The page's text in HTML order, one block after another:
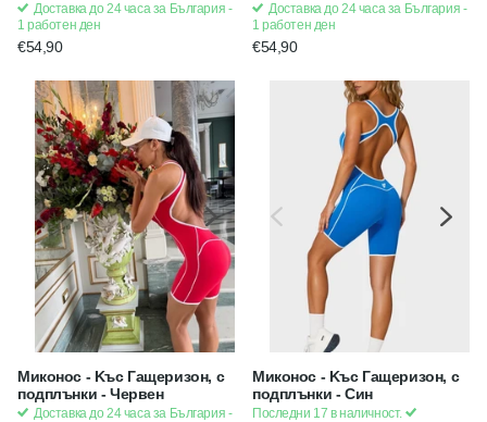
Доставка до 24 часа за България -
1 работен ден
€54,90
Доставка до 24 часа за България -
1 работен ден
€54,90
Миконос - Kъс Гащеризон, с
подплънки - Червен
Доставка до 24 часа за България -
Миконос - Kъс Гащеризон, с
подплънки - Син
Последни 17 в наличност.